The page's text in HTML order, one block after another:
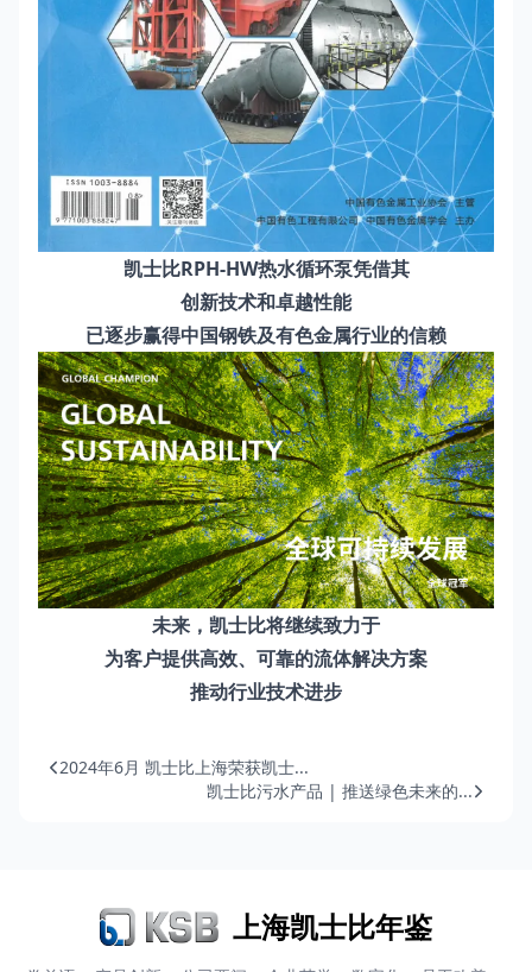
凯士比RPH-HW热水循环泵凭借其
创新技术和卓越性能
已逐步赢得中国钢铁及有色金属行业的信赖
未来，凯士比将继续致力于
为客户提供高效、可靠的流体解决方案
推动行业技术进步
2024年6月 凯士比上海荣获凯士...
凯士比污水产品 | 推送绿色未来的...
上海凯士比年鉴